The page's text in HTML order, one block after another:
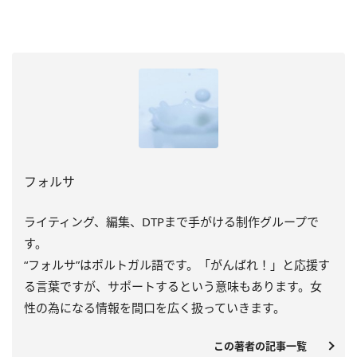
フォルサ
ライティング、編集、DTPまで手がける制作グループで
す。
“フォルサ”はポルトガル語です。「がんばれ！」と応援す
る言葉ですが、サポートするという意味もあります。女
性の為になる情報を間口を広く扱っていきます。
この著者の記事一覧